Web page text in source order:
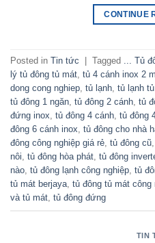
CONTINUE
Posted in Tin tức Tagged ... Tủ
lý tủ đông tủ mát, tủ 4 cánh inox 2
dong cong nghiep, tủ lạnh, tủ lạnh
tủ đông 1 ngăn, tủ đông 2 cánh, tủ
đứng inox, tủ đông 4 cánh, tủ đông
đông 6 cánh inox, tủ đông cho nhà
đông công nghiệp giá rẻ, tủ đông cũ,
nôi, tủ đông hòa phát, tủ đông
nào, tủ đông lạnh công nghiệp, tủ
tủ mát berjaya, tủ đông tủ mát công
và tủ mát, tủ đông đứng
TIN